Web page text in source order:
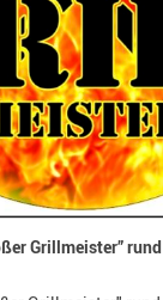
Grillmeister” rund